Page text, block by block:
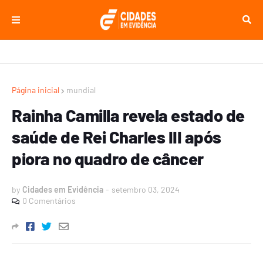
Página inicial mundial
Rainha Camilla revela estado de
saúde de Rei Charles III após
piora no quadro de câncer
by Cidades em Evidência - setembro 03, 2024
0 Comentários